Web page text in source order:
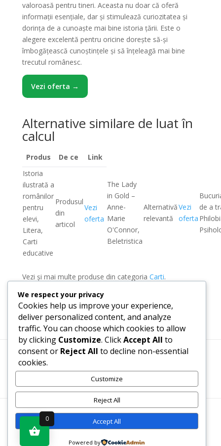
valoroasă pentru tineri. Aceasta nu doar că oferă
informații esențiale, dar și stimulează curiozitatea și
dorința de a cunoaște mai bine istoria țării. Este o
alegere excelentă pentru oricine dorește să-și
îmbogățească cunoștințele și să înțeleagă mai bine
trecutul românesc.
Vezi oferta →
Alternative similare de luat în
calcul
Produs De ce
Link
Istoria
ilustrată a
românilor
pentru
elevi,
Litera,
Carti
educative
Produsul
din
articol
Vezi
oferta
The Lady
in Gold –
Anne-
Marie
O'Connor,
Beletristica
Alternativă
relevantă
Vezi
oferta
de a
Vezi și mai multe produse din categoria Carti.
Termeni, Condiții & Protecția Datelor (GDPR)
WWW.RECENZII-CARTI.RO ©2026 TOATE DREPTURILE
REZERVATE
We respect your privacy
Cookies help us improve your experience,
deliver personalized content, and analyze
traffic. You can choose which cookies to allow
by clicking Customize. ClickAccept All to
consent or Reject All to decline non-essential
cookies.
Customize
Reject All
Accept All
Powered by
0